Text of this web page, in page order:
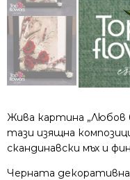
Жива картина „Любов
тази изящна
скандинавски мъх и
Черната